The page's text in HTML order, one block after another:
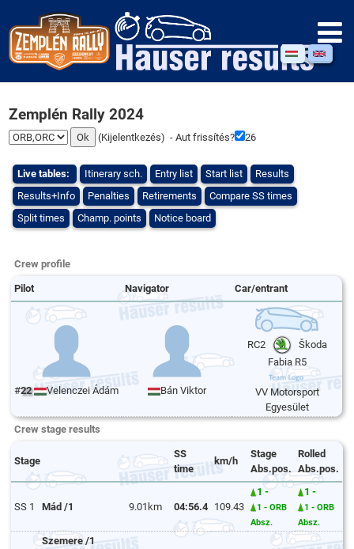
Zemplén Rally 2024
(Kijelentkezés) - Aut frissítés? 25
Live tables: Itinerary sch. Entry list Start list
Results
Results+Info
Penalties Retirements
Compare SS times
Split times
Champ. points Notice board
Crew profile
Pilot Navigator Car/entrant
#22 Velenczei Ádám Bán Viktor
RC2
Škoda
Fabia R5
VV Motorsport
Egyesület
Crew stage results
Stage
SS
time
km/h
Stage
Abs.pos.
Rolled
Abs.pos.
SS 1 Mád /1 9.01km 04:56.4 109.43
1 -
1 - ORB
Absz.
1 -
1 - ORB
Absz.
Szemere /1